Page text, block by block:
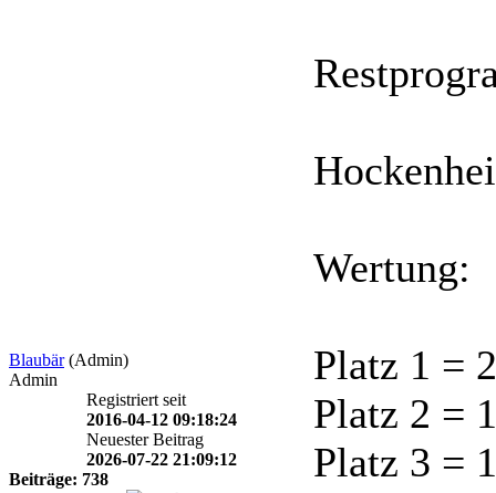
Blaubär (Admin)
Admin
Registriert seit
2016-04-12 09:18:24
Neuester Beitrag
2026-07-22 21:09:12
Beiträge: 738
Wertung:
Platz 1 =
Platz 2 =
Platz 3 =